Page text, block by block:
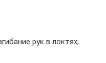
рук в локтях;